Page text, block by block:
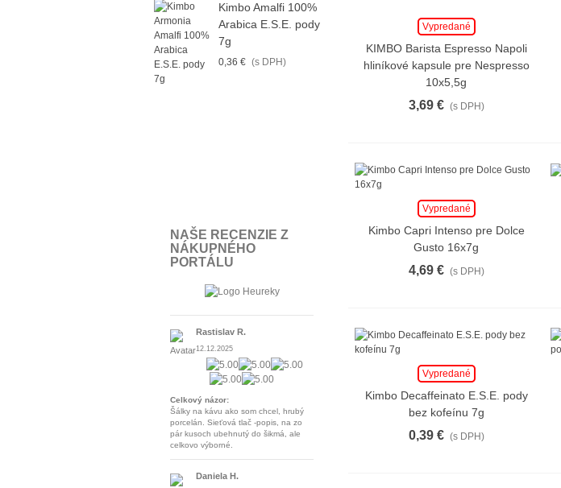
Kimbo Amalfi 100%
Arabica E.S.E. pody
7g
0,36 € (s DPH)
Mliečna čokoláda pre
Dolce...
5,83 € (s DPH)
Caffè Borbone Nera
NAŠE RECENZIE Z
NÁKUPNÉHO
PORTÁLU
Rastislav R.
12.12.2025
Celkový názor:
Šálky na kávu ako som chcel, hrubý
porcelán. Sieťová tlač -popis, na zo
pár kusoch ubehnutý do šikmá, ale
celkovo výborné.
Daniela H.
Vypredané
KIMBO Barista Espresso Napoli
hliníkové kapsule pre Nespresso
10x5,5g
3,69 € (s DPH)
Vypredané
Kimbo Capri Intenso pre Dolce
Gusto 16x7g
4,69 € (s DPH)
Vypredané
Kimbo Decaffeinato E.S.E. pody
bez kofeínu 7g
0,39 € (s DPH)